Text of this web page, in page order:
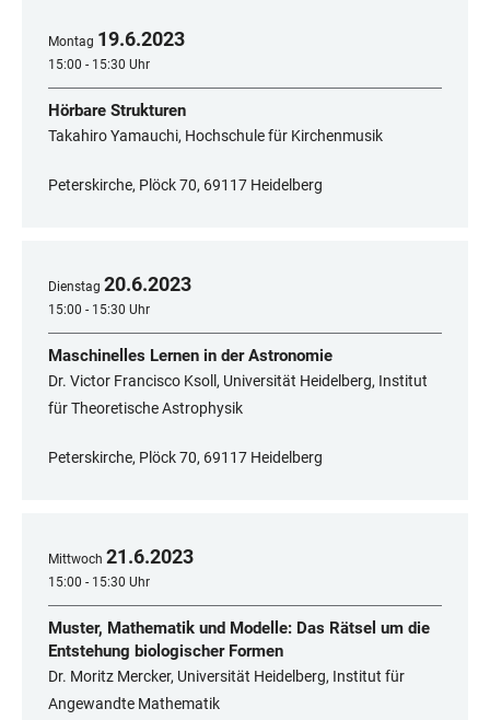
Montag 19.6.2023
15:00 - 15:30 Uhr
Hörbare Strukturen
Takahiro Yamauchi, Hochschule für Kirchenmusik
Peterskirche, Plöck 70, 69117 Heidelberg
Dienstag 20.6.2023
15:00 - 15:30 Uhr
Maschinelles Lernen in der Astronomie
Dr. Victor Francisco Ksoll, Universität Heidelberg, Institut
für Theoretische Astrophysik
Peterskirche, Plöck 70, 69117 Heidelberg
Mittwoch 21.6.2023
15:00 - 15:30 Uhr
Muster, Mathematik und Modelle: Das Rätsel um die
Entstehung biologischer Formen
Dr. Moritz Mercker, Universität Heidelberg, Institut für
Angewandte Mathematik